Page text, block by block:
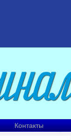
Контакты